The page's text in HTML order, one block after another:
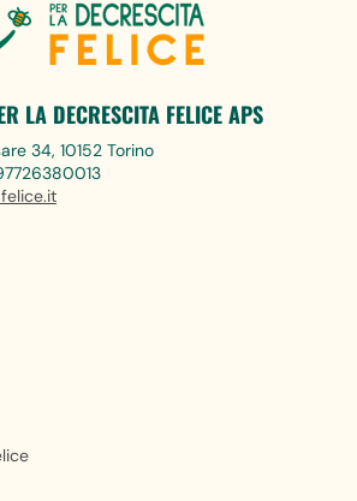
LA DECRESCITA FELICE APS
34, 10152 Torino